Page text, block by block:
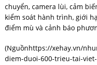
chuyển, camera lùi, cảm
kiểm soát hành trình, giới
điểm mù và cảnh báo
(Nguồnhttps://xehay.vn/
diem-duoi-600-trieu-tai-